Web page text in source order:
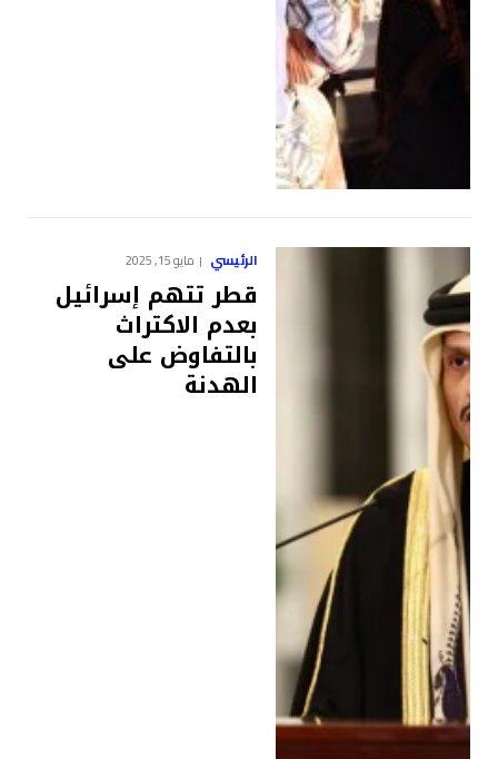
الرئيسي مايو 15, 2025
قطر تتهم إسرائيل
بعدم الاكتراث
بالتفاوض على
الهدنة